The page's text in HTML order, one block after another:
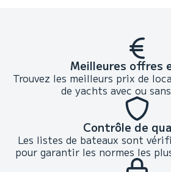
Meilleures offres
Trouvez les meilleurs prix de
de yachts avec ou
Contrôle de
Les listes de bateaux sont
pour garantir les normes les